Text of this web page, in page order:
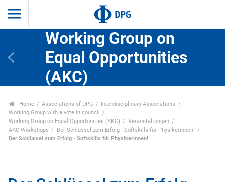
Working Group on
Equal Opportunities
(AKC)
Home Associations of DPG
Interdisciplinary Associations
Working Group with a vote in council
Working Group on Equal Opportunities (AKC)
Veranstaltungen
AKC-Workshops
Der Schlüssel zum Erfolg - Softskills für Physikerinnen!
Der Schlüssel zum Erfolg - Softskills für Physikerinnen!